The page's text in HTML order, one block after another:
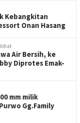
Kebangkitan
Onan Hasang
Air Bersih, ke
Diprotes Emak-
mm milik
Gg.Family